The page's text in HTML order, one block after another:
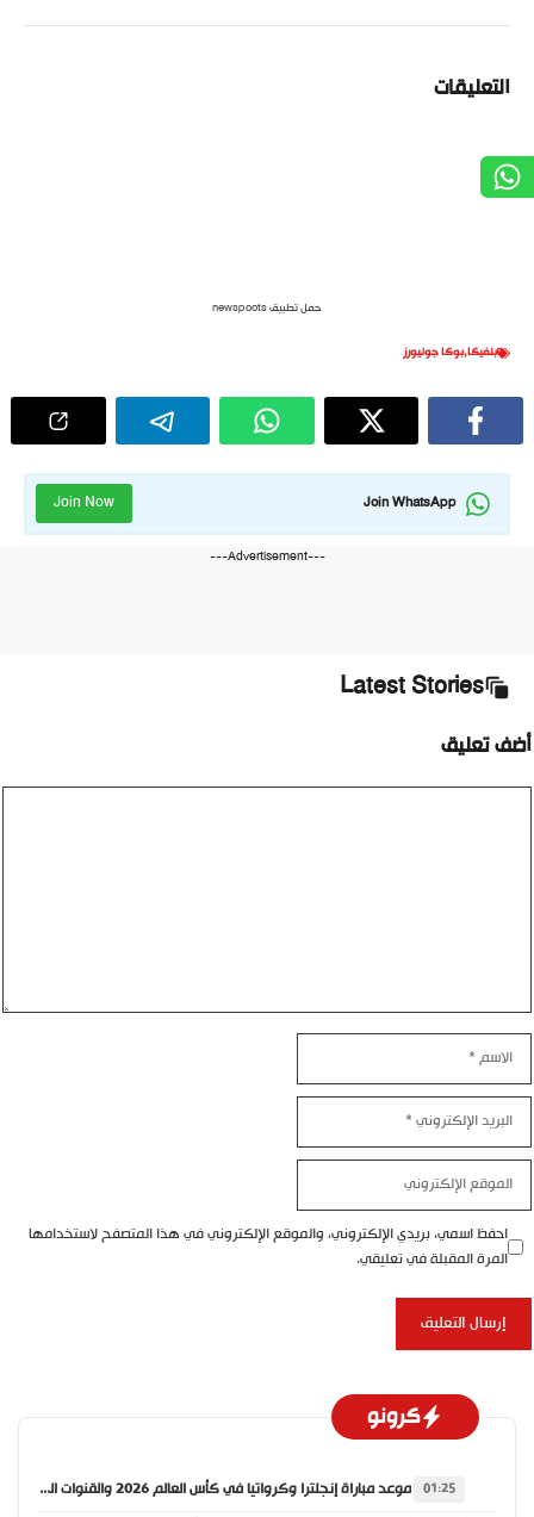
التعليقات
حمل تطبيق newspoots
بنفيكا,بوكا جونيورز
Join WhatsApp
Join Now
---Advertisement---
Latest Stories
أضف تعليق
الإلكتروني
الإلكتروني
احفظ اسمي، بريدي الإلكتروني، والموقع الإلكتروني في هذا المتصفح لاستخدامها
المرة المقبلة في تعليقي.
كرونو
01:25 موعد مباراة إنجلترا وكرواتيا في كأس العالم 2026 والقنوات الناقلة